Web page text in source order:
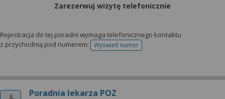
Zarezerwuj wizytę telefonicznie
Rejestracja do tej poradni wymaga telefonicznego kontaktu
z przychodnią pod numerem:
Wyświetl numertelefonu do rejestracji
Poradnia lekarza POZ